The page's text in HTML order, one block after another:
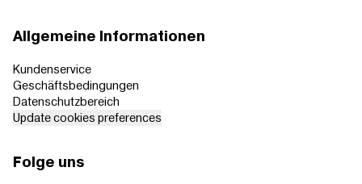
Allgemeine Informationen
Kundenservice
Geschäftsbedingungen
Datenschutzbereich
Update cookies preferences
Folge uns